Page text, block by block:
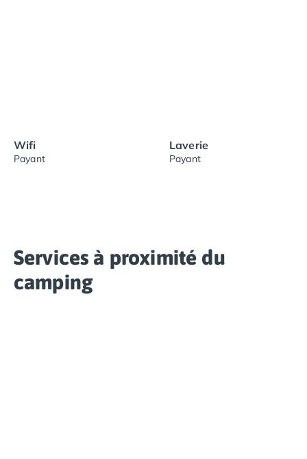
Wifi
Payant
Laverie
Payant
Services à proximité du
camping